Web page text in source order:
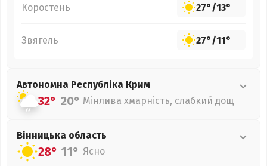
Коростень 27°/13°
Звягель 27°/11°
Автономна Республіка Крим
32° 20° Мінлива хмарність, слабкий дощ
Вінницька область
28° 11° Ясно